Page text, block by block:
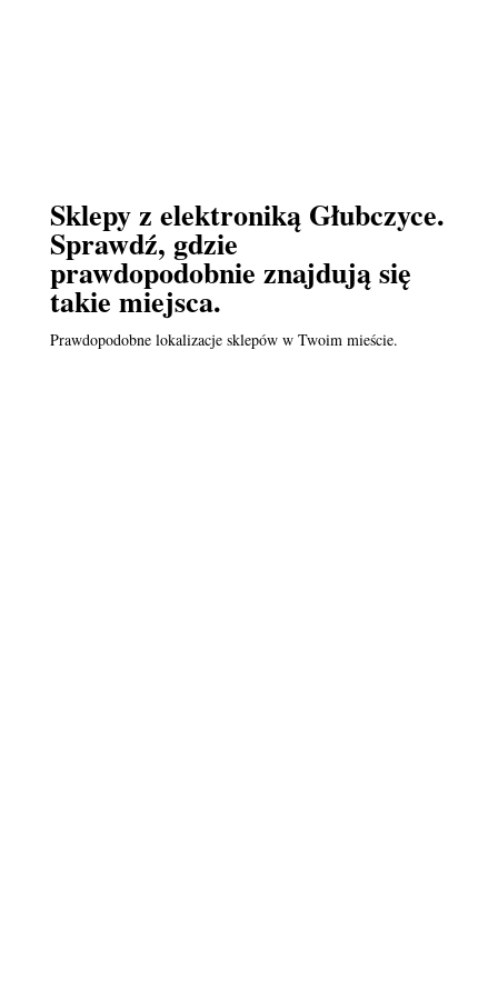
Sklepy z elektroniką Głubczyce.
Sprawdź, gdzie
prawdopodobnie znajdują się
takie miejsca.
Prawdopodobne lokalizacje sklepów w Twoim mieście.